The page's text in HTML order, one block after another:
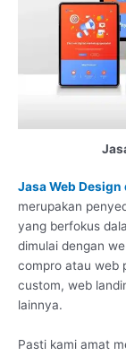
Jasa Web
merupakan
yang berfokus
dimulai dengan
compro atau web
custom, web
lainnya.
Pasti kami amat